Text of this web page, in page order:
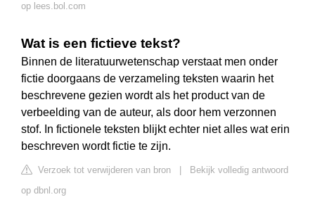
op lees.bol.com
Wat is een fictieve tekst?
Binnen de literatuurwetenschap verstaat men onder
fictie doorgaans de verzameling teksten waarin het
beschrevene gezien wordt als het product van de
verbeelding van de auteur, als door hem verzonnen
stof. In fictionele teksten blijkt echter niet alles wat erin
beschreven wordt fictie te zijn.
Verzoek tot verwijderen van bron
Bekijk volledig antwoord
op dbnl.org